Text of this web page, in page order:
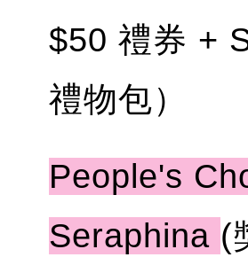
$50 禮券 +
禮物包）
People's
Seraphina (